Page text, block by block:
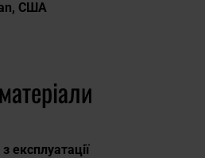
США
з експлуатації